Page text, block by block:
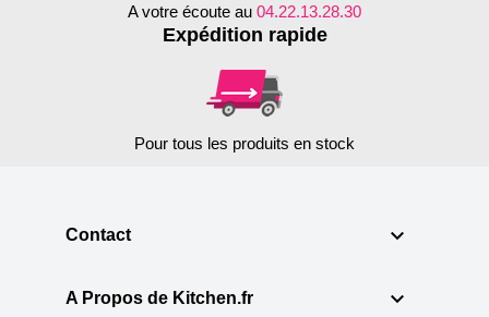
A votre écoute au 04.22.13.28.30
Expédition rapide
Pour tous les produits en stock
Contact 
A Propos de Kitchen.fr 